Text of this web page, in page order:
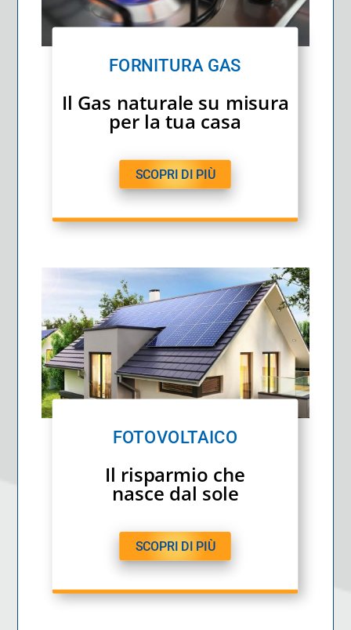
FORNITURA GAS
Il Gas naturale su misura
per la tua casa
SCOPRI DI PIÙ
FOTOVOLTAICO
Il risparmio che
nasce dal sole
SCOPRI DI PIÙ